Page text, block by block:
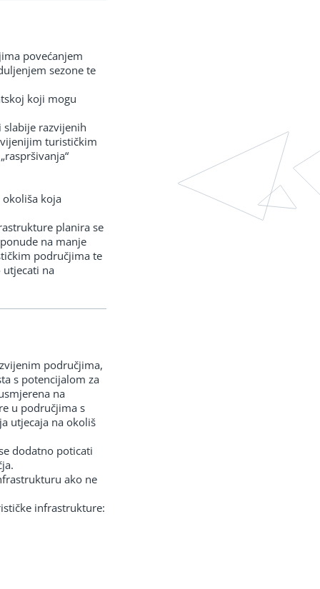
povećanjem
sezone te
koji mogu
razvijenih
turističkim
koja
planira se
na manje
područjima te
na
područjima,
s potencijalom za
na
u područjima s
utjecaja na okoliš
dodatno poticati
ako ne
infrastrukture: